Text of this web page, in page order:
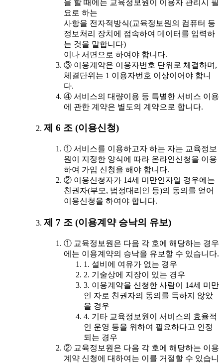
을 할 때에는 교육정보원이 이용자 관리시 필
요로 하는
사항을 전자적방식(교육정보원의 컴퓨터 등
정보처리 장치에 접속하여 데이터를 입력하
는 것을 말합니다)
이나 서면으로 하여야 합니다.
③ 이용계약은 이용자번호 단위로 체결하며,
체결단위는 1 이용자번호 이상이어야 합니
다.
④ 서비스의 대량이용 등 특별한 서비스 이용
에 관한 계약은 별도의 계약으로 합니다.
제 6 조 (이용신청)
① 서비스를 이용하고자 하는 자는 교육정보
원이 지정한 양식에 따라 온라인신청을 이용
하여 가입 신청을 해야 합니다.
② 이용신청자가 14세 미만인자일 경우에는
친권자(부모, 법정대리인 등)의 동의를 얻어
이용신청을 하여야 합니다.
제 7 조 (이용계약 승낙의 유보)
① 교육정보원은 다음 각 호에 해당하는 경우
에는 이용계약의 승낙을 유보할 수 있습니다.
1. 설비에 여유가 없는 경우
2. 기술상에 지장이 있는 경우
3. 이용계약을 신청한 사람이 14세 미만
인 자로 친권자의 동의를 득하지 않았
을 경우
4. 기타 교육정보원이 서비스의 효율적
인 운영 등을 위하여 필요하다고 인정
되는 경우
② 교육정보원은 다음 각 호에 해당하는 이용
계약 신청에 대하여는 이를 거절할 수 있습니